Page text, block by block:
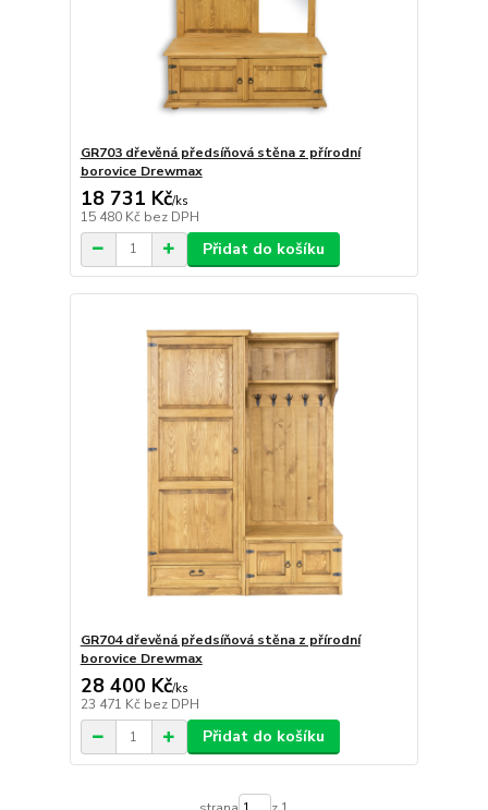
GR703 dřevěná předsíňová stěna z přírodní
borovice Drewmax
18 731 Kč/ks
15 480 Kč bez DPH
Přidat do košíku
GR704 dřevěná předsíňová stěna z přírodní
borovice Drewmax
28 400 Kč/ks
23 471 Kč bez DPH
Přidat do košíku